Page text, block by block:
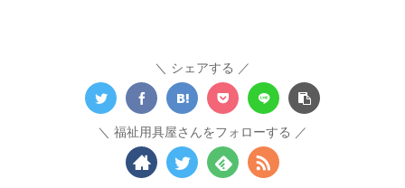
シェアする
福祉用具屋さんをフォローする